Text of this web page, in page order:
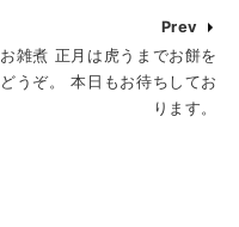
Prev
お雑煮 正月は虎うまでお餅を
どうぞ。 本日もお待ちしてお
ります。